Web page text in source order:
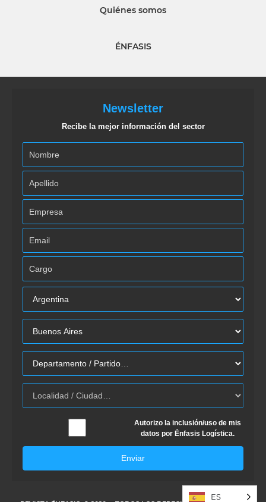
Quiénes somos
ÉNFASIS
Newsletter
Recibe la mejor información del sector
Autorizo la inclusión/uso de mis
datos por Énfasis Logística.
Enviar
ES